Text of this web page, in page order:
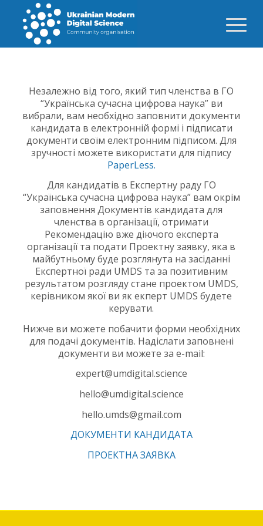
Незалежно від того, який тип членства в ГО
“Українська сучасна цифрова наука” ви
вибрали, вам необхідно заповнити документи
кандидата в електронній формі і підписати
документи своїм електронним підписом. Для
зручності можете використати для підпису
PaperLess.
Для кандидатів в Експертну раду ГО
“Українська сучасна цифрова наука” вам окрім
заповнення Документів кандидата для
членства в організації, отримати
Рекомендацію вже діючого експерта
організації та подати Проектну заявку, яка в
майбутньому буде розглянута на засіданні
Експертної ради UMDS та за позитивним
результатом розгляду стане проектом UMDS,
керівником якої ви як екперт UMDS будете
керувати.
Нижче ви можете побачити форми необхідних
для подачі документів. Надіслати заповнені
документи ви можете за e-mail:
expert@umdigital.science
hello@umdigital.science
hello.umds@gmail.com
ДОКУМЕНТИ КАНДИДАТА
ПРОЕКТНА ЗАЯВКА